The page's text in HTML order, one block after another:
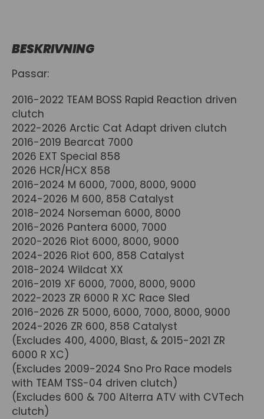
BESKRIVNING
Passar:
2016-2022 TEAM BOSS Rapid Reaction driven
clutch
2022-2026 Arctic Cat Adapt driven clutch
2016-2019 Bearcat 7000
2026 EXT Special 858
2026 HCR/HCX 858
2016-2024 M 6000, 7000, 8000, 9000
2024-2026 M 600, 858 Catalyst
2018-2024 Norseman 6000, 8000
2016-2026 Pantera 6000, 7000
2020-2026 Riot 6000, 8000, 9000
2024-2026 Riot 600, 858 Catalyst
2018-2024 Wildcat XX
2016-2019 XF 6000, 7000, 8000, 9000
2022-2023 ZR 6000 R XC Race Sled
2016-2026 ZR 5000, 6000, 7000, 8000, 9000
2024-2026 ZR 600, 858 Catalyst
(Excludes 400, 4000, Blast, & 2015-2021 ZR
6000 R XC)
(Excludes 2009-2024 Sno Pro Race models
with TEAM TSS-04 driven clutch)
(Excludes 600 & 700 Alterra ATV with CVTech
clutch)